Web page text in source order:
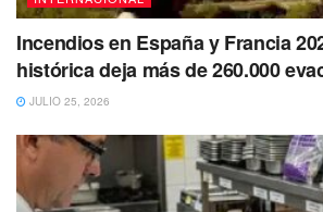
Incendios en España y Francia
histórica deja más de 260.000
JULIO 25, 2026